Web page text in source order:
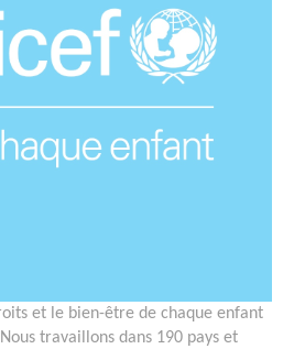
et le bien-être de chaque enfant
travaillons dans 190 pays et